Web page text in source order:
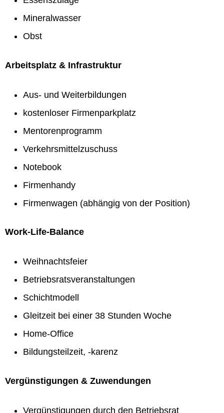
Mineralwasser
Obst
Arbeitsplatz & Infrastruktur
Aus- und Weiterbildungen
kostenloser Firmenparkplatz
Mentorenprogramm
Verkehrsmittelzuschuss
Notebook
Firmenhandy
Firmenwagen (abhängig von der Position)
Work-Life-Balance
Weihnachtsfeier
Betriebsratsveranstaltungen
Schichtmodell
Gleitzeit bei einer 38 Stunden Woche
Home-Office
Bildungsteilzeit, -karenz
Vergünstigungen & Zuwendungen
Vergünstigungen durch den Betriebsrat